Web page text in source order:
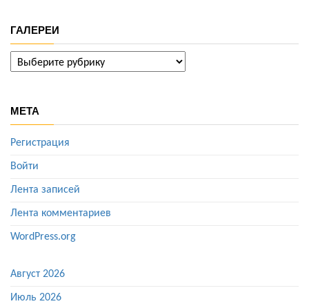
ГАЛЕРЕИ
ГАЛЕРЕИ
МЕТА
Регистрация
Войти
Лента записей
Лента комментариев
WordPress.org
Август 2026
Июль 2026